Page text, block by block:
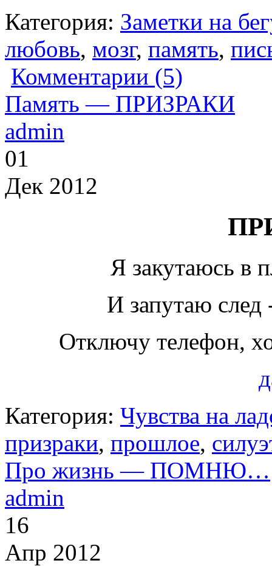
Категория: Заметки на
любовь, мозг, память,
Комментарии (5)
Память — ПРИЗРАКИ
admin
01
Дек 2012
Я закутаюсь в
И запутаю след
Отключу телефон,
Категория: Чувства на
призраки, прошлое,
Про жизнь — ПОМНЮ…
admin
16
Апр 2012